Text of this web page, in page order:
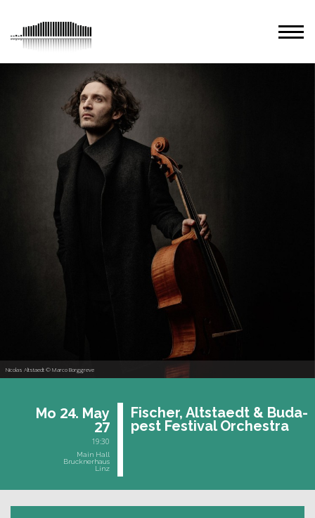
Nicolas Altstaedt © Marco Borggreve
Mo 24. May
27
19:30
Main Hall
Brucknerhaus
Linz
Fi­scher, Alt­sta­edt & Bu­da­
pest Fes­ti­val Or­ches­tra